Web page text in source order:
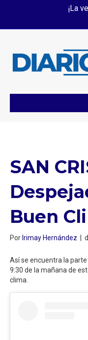
¡La
SAN
Buen
PorIrimay Hernández |
Así se encuentra la
9:30 de la mañana de
clima.